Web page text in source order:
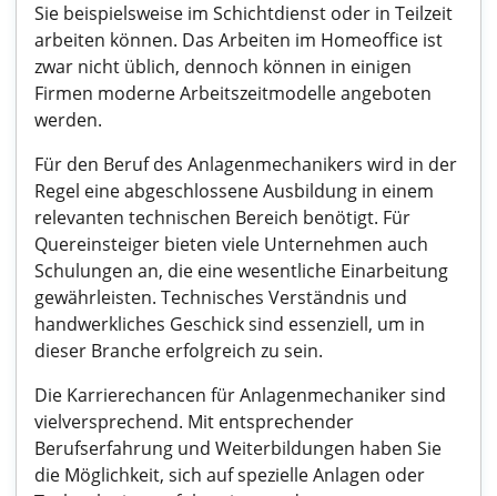
Sie beispielsweise im Schichtdienst oder in Teilzeit
arbeiten können. Das Arbeiten im Homeoffice ist
zwar nicht üblich, dennoch können in einigen
Firmen moderne Arbeitszeitmodelle angeboten
werden.
Für den Beruf des Anlagenmechanikers wird in der
Regel eine abgeschlossene Ausbildung in einem
relevanten technischen Bereich benötigt. Für
Quereinsteiger bieten viele Unternehmen auch
Schulungen an, die eine wesentliche Einarbeitung
gewährleisten. Technisches Verständnis und
handwerkliches Geschick sind essenziell, um in
dieser Branche erfolgreich zu sein.
Die Karrierechancen für Anlagenmechaniker sind
vielversprechend. Mit entsprechender
Berufserfahrung und Weiterbildungen haben Sie
die Möglichkeit, sich auf spezielle Anlagen oder